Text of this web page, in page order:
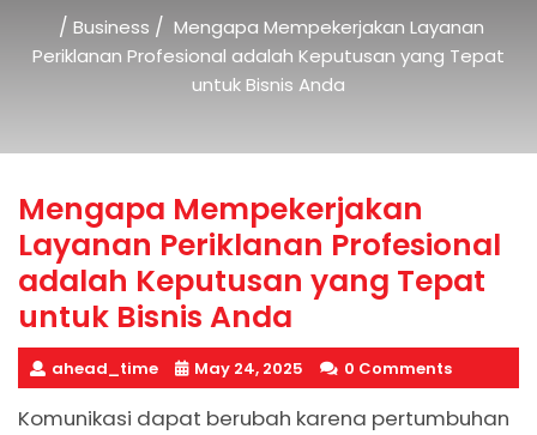
/ Business / Mengapa Mempekerjakan Layanan
Periklanan Profesional adalah Keputusan yang Tepat
untuk Bisnis Anda
Mengapa Mempekerjakan
Layanan Periklanan Profesional
adalah Keputusan yang Tepat
untuk Bisnis Anda
ahead_time May 24, 2025 0 Comments
Komunikasi dapat berubah karena pertumbuhan